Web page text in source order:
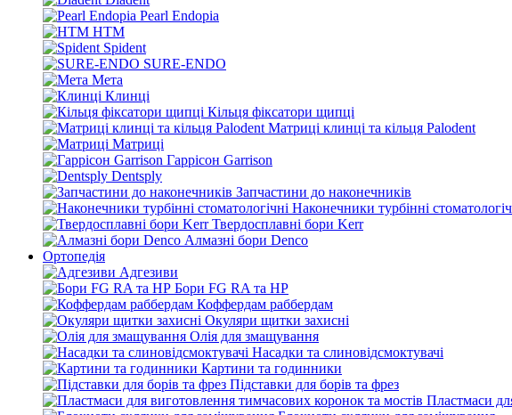
Pearl Endopia
HTM
Spident
SURE-ENDO
Мета
Клинці
Кільця фіксатори щипці
Матриці клинці та кільця Palodent
Матриці
Гаррісон Garrison
Dentsply
Запчастини до наконечників
Наконечники турбінні
Твердосплавні бори Kerr
Алмазні бори Denco
Ортопедія
Адгезиви
Бори FG RA та HP
Коффердам раббердам
Окуляри щитки захисні
Олія для змащування
Насадки та слиновідсмоктувачі
Картини та годинники
Підставки для борів та фрез
Пластмаси